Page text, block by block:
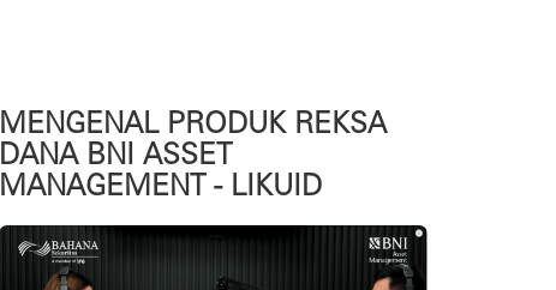
MENGENAL PRODUK REKSA
DANA BNI ASSET
MANAGEMENT - LIKUID